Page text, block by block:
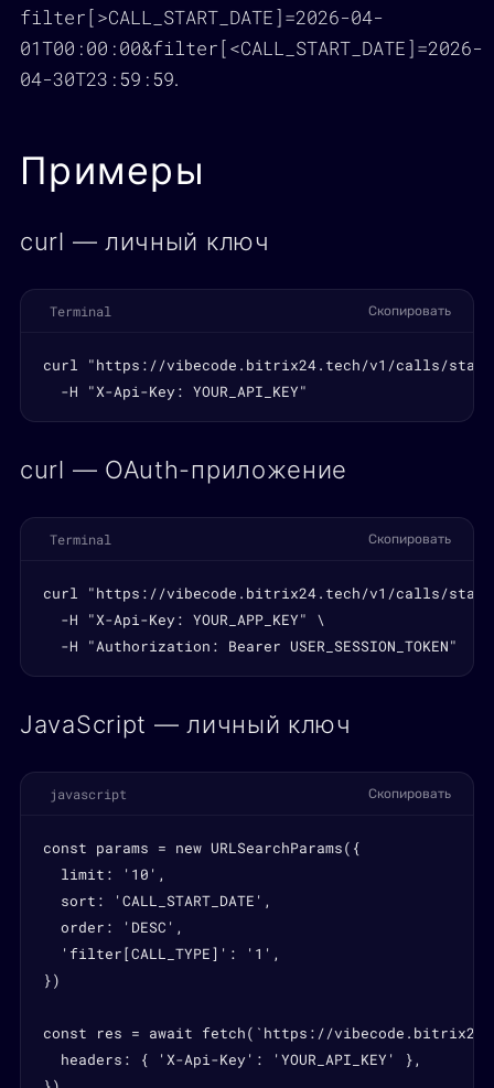
filter[>CALL_START_DATE]=2026-04-
01T00:00:00&filter[<CALL_START_DATE]=2026-
04-30T23:59:59.
Примеры
curl — личный ключ
Terminal Скопировать
curl "https://vibecode.bitrix24.tech/v1/calls/
  -H "X-Api-Key: YOUR_API_KEY"
curl — OAuth-приложение
Terminal Скопировать
curl "https://vibecode.bitrix24.tech/v1/calls/
  -H "X-Api-Key: YOUR_APP_KEY" \
  -H "Authorization: Bearer USER_SESSION_TOKEN"
JavaScript — личный ключ
javascript Скопировать
const params = new URLSearchParams({
  limit: '10',
  sort: 'CALL_START_DATE',
  order: 'DESC',
  'filter[CALL_TYPE]': '1',
})
const res = await fetch(`https://
  headers: { 'X-Api-Key': 'YOUR_API_KEY' },